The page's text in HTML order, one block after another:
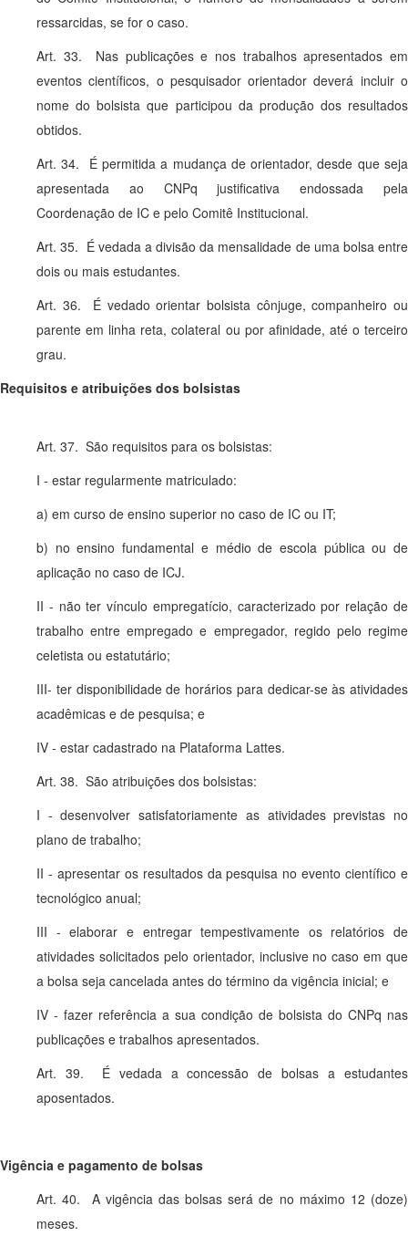
ressarcidas, se for o caso.
Art. 33. Nas publicações e nos trabalhos apresentados em
eventos científicos, o pesquisador orientador deverá incluir o
nome do bolsista que participou da produção dos resultados
obtidos.
Art. 34. É permitida a mudança de orientador, desde que seja
apresentada ao CNPq justificativa endossada pela
Coordenação de IC e pelo Comitê Institucional.
Art. 35. É vedada a divisão da mensalidade de uma bolsa entre
dois ou mais estudantes.
Art. 36. É vedado orientar bolsista cônjuge, companheiro ou
parente em linha reta, colateral ou por afinidade, até o terceiro
grau.
Requisitos e atribuições dos bolsistas
Art. 37. São requisitos para os bolsistas:
I - estar regularmente matriculado:
a) em curso de ensino superior no caso de IC ou IT;
b) no ensino fundamental e médio de escola pública ou de
aplicação no caso de ICJ.
II - não ter vínculo empregatício, caracterizado por relação de
trabalho entre empregado e empregador, regido pelo regime
celetista ou estatutário;
III- ter disponibilidade de horários para dedicar-se às atividades
acadêmicas e de pesquisa; e
IV - estar cadastrado na Plataforma Lattes.
Art. 38. São atribuições dos bolsistas:
I - desenvolver satisfatoriamente as atividades previstas no
plano de trabalho;
II - apresentar os resultados da pesquisa no evento científico e
tecnológico anual;
III - elaborar e entregar tempestivamente os relatórios de
atividades solicitados pelo orientador, inclusive no caso em que
a bolsa seja cancelada antes do término da vigência inicial; e
IV - fazer referência a sua condição de bolsista do CNPq nas
publicações e trabalhos apresentados.
Art. 39. É vedada a concessão de bolsas a estudantes
aposentados.
Vigência e pagamento de bolsas
Art. 40. A vigência das bolsas será de no máximo 12 (doze)
meses.